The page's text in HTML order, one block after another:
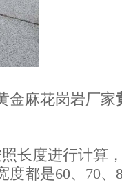
金麻花岗岩厂家
长度进行计算
度都是60、70、